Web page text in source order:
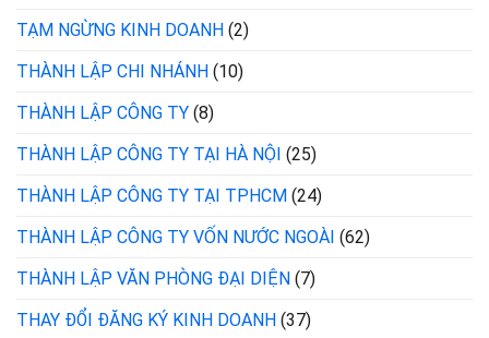
TẠM NGỪNG KINH DOANH (2)
THÀNH LẬP CHI NHÁNH (10)
THÀNH LẬP CÔNG TY (8)
THÀNH LẬP CÔNG TY TẠI HÀ NỘI (25)
THÀNH LẬP CÔNG TY TẠI TPHCM (24)
THÀNH LẬP CÔNG TY VỐN NƯỚC NGOÀI (62)
THÀNH LẬP VĂN PHÒNG ĐẠI DIỆN (7)
THAY ĐỔI ĐĂNG KÝ KINH DOANH (37)